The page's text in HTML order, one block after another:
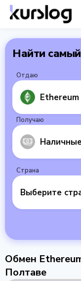
Найти
Отдаю
Получаю
Страна
Выберите
Обмен
Полтаве